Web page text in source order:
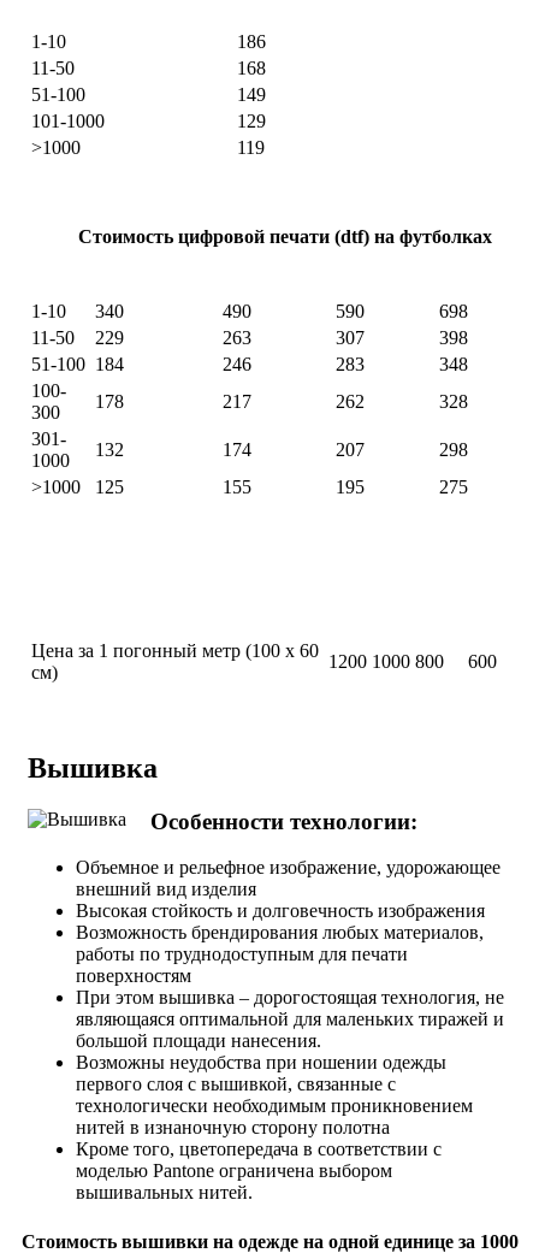
1-10
186
11-50
168
51-100
149
101-1000
129
>1000
119
Стоимость цифровой печати (dtf) на футболках
1-10
340 490 590
698
11-50
229 263 307
398
51-100 184 246 283
348
100-
300
178 217 262
328
301-
1000
132 174 207
298
>1000
125 155 195 275
Цена за 1 погонный метр (100 x 60
cм)
1200 1000 800 600
Вышивка
Особенности технологии:
Объемное и рельефное изображение, удорожающее
внешний вид изделия
Высокая стойкость и долговечность изображения
Возможность брендирования любых материалов,
работы по труднодоступным для печати
поверхностям
При этом вышивка – дорогостоящая технология, не
являющаяся оптимальной для маленьких тиражей и
большой площади нанесения.
Возможны неудобства при ношении одежды
первого слоя с вышивкой, связанные с
технологически необходимым проникновением
нитей в изнаночную сторону полотна
Кроме того, цветопередача в соответствии с
моделью Pantone ограничена выбором
вышивальных нитей.
Стоимость вышивки на одежде на одной единице за 1000